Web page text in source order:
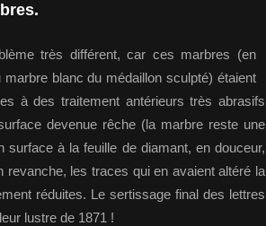
très différent, car ces marbres (en
blanc du médaillon sculpté) étaient
à des traitement antérieurs très abrasifs
devenue rêche (la marbre reste une
à la feuille de diamant, en douceur,
revanche, les traces qui en avaient altéré la
réduites. Le sertissage final des lettres
lustre de 1871 !